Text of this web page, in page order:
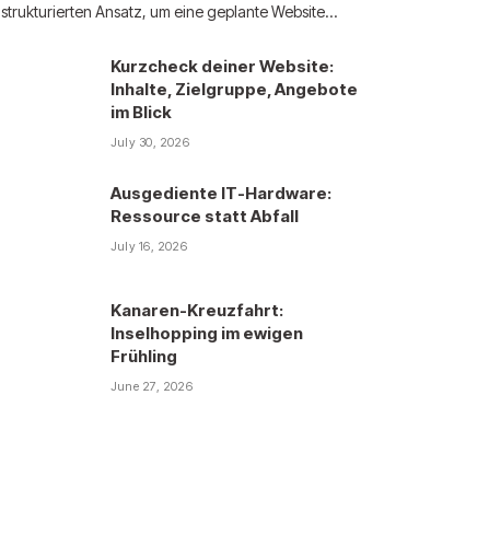
strukturierten Ansatz, um eine geplante Website…
Kurzcheck deiner Website:
Inhalte, Zielgruppe, Angebote
im Blick
July 30, 2026
Ausgediente IT-Hardware:
Ressource statt Abfall
July 16, 2026
Kanaren-Kreuzfahrt:
Inselhopping im ewigen
Frühling
June 27, 2026